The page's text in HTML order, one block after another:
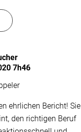
7h46
ehrlichen Bericht! Sie
den richtigen Beruf